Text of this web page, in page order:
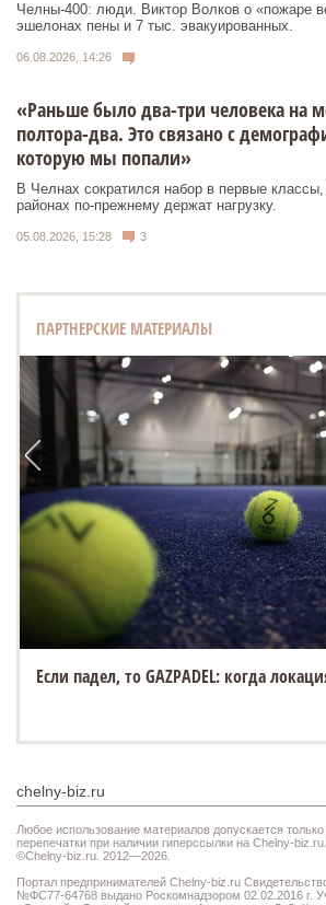
Челны-400: люди. Виктор Волков о «пожаре
эшелонах пены и 7 тыс. эвакуированных.
06.08.2026, 14:26
«Раньше было два-три человека на
полтора-два. Это связано с
которую мы попали»
В Челнах сократился набор в первые
районах по-прежнему держат нагрузку.
05.08.2026, 15:28 3
ПАРТНЕРСКИЕ МАТЕРИАЛЫ
Если падел, то GAZPADEL: когда
chelny-biz.ru
Любое использование материалов допускается
перепечатки при наличии гиперссылки на Chelny-
©Chelny-biz.ru. 2012—2026.
Портал предпринимателей Chelny-biz.ru
№ФС77-64768 выдано Роскомнадзором 02.02.2016 г.